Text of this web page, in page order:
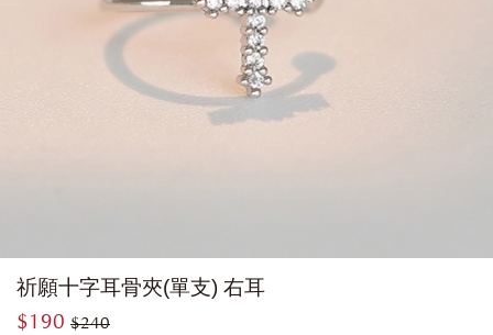
祈願十字耳骨夾(單支) 右耳
$190 $240